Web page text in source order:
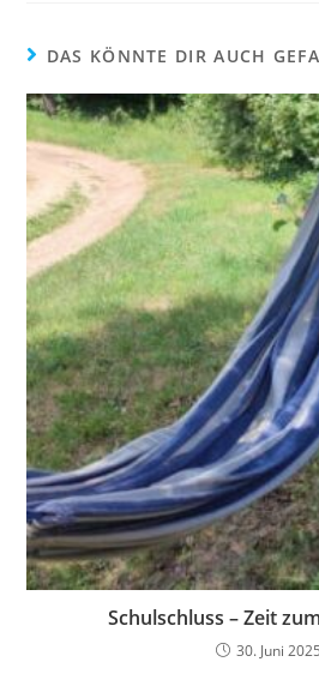
DAS KÖNNTE DIR AUCH
Schulschluss – Zeit
30. Juni 2025